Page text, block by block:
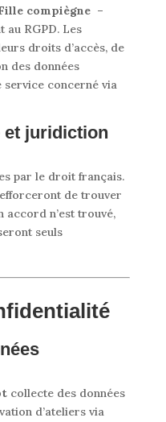
compiègne –
au RGPD. Les
droits d’accès, de
des données
service concerné via
et juridiction
par le droit français.
de trouver
accord n’est trouvé,
seuls
collecte des données
d’ateliers via